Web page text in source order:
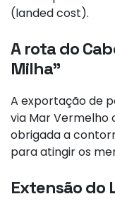
(landed cost).
A rota do
Milha”
A exportação de
via Mar Vermelho
obrigada a
para atingir os
Extensão do